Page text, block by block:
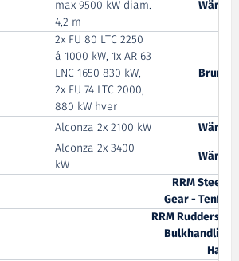
max 9500 kW diam.
4,2 m
2x FU 80 LTC 2250
á 1000 kW, 1x AR 63
LNC 1650 830 kW,
2x FU 74 LTC 2000,
880 kW hver
Alconza 2x 2100 kW
Alconza 2x 3400
kW
RRM
Gear -
RRM Rudders
Bulkhandling